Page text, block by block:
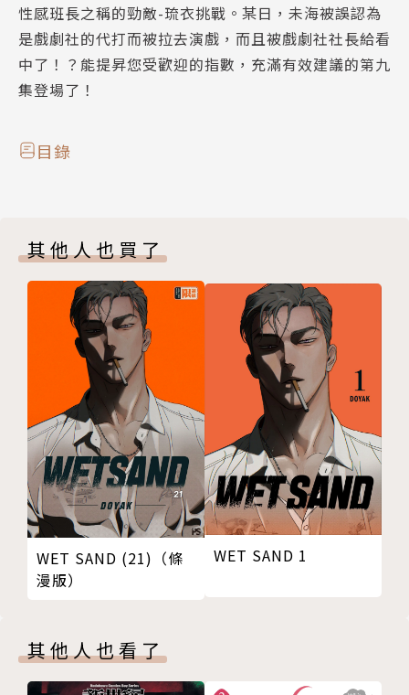
性感班長之稱的勁敵-琉衣挑戰。某日，未海被誤認為
是戲劇社的代打而被拉去演戲，而且被戲劇社社長給看
中了！？能提昇您受歡迎的指數，充滿有效建議的第九
集登場了！
目錄
其他人也買了
WET SAND (21)（條
漫版）
WET SAND 1
其他人也看了